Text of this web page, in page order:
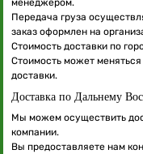
менеджером.
Передача груза
заказ оформлен на
Стоимость доставки по
Стоимость может
доставки.
Доставка по Дальнему
Мы можем осуществить
компании.
Вы предоставляете нам